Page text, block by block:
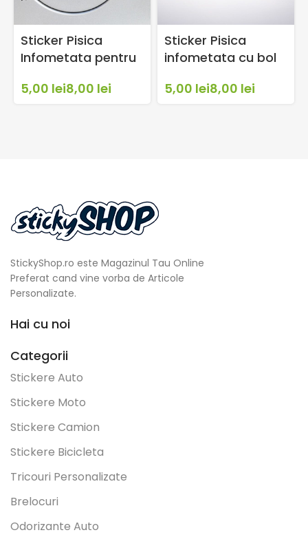
Sticker Pisica
Infometata pentru
Simon’s Cat
lei lei
Sticker Pisica
infometata cu bol
rezervor
lei lei
StickyShop.ro este Magazinul Tau Online
Preferat cand vine vorba de Articole
Personalizate.
Hai cu noi
Categorii
Stickere Auto
Stickere Moto
Stickere Camion
Stickere Bicicleta
Tricouri Personalizate
Brelocuri
Odorizante Auto